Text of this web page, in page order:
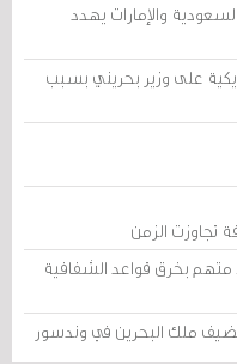
والإمارات يهدد
على وزير بحريني بسبب
تجاوزت الزمن
بخرق قواعد الشفافية
ملك البحرين في وندسور